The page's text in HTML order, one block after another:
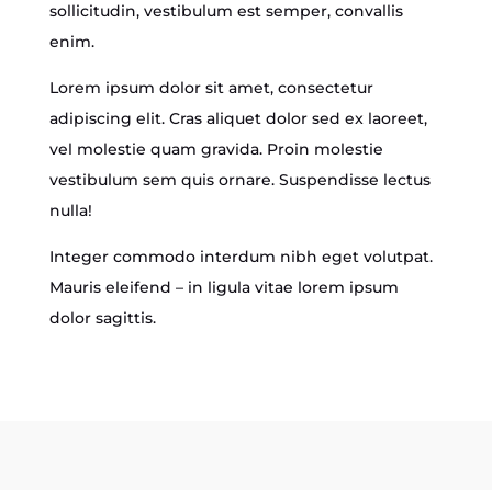
sollicitudin, vestibulum est semper, convallis
enim.
Lorem ipsum dolor sit amet, consectetur
adipiscing elit. Cras aliquet dolor sed ex laoreet,
vel molestie quam gravida. Proin molestie
vestibulum sem quis ornare. Suspendisse lectus
nulla!
Integer commodo interdum nibh eget volutpat.
Mauris eleifend – in ligula vitae lorem ipsum
dolor sagittis.